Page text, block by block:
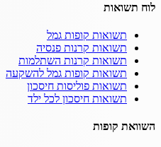
לוח תשואות
תשואות קופות גמל
תשואות קרנות פנסיה
תשואות קרנות השתלמות
תשואות קופות גמל להשקעה
תשואות פוליסות חיסכון
תשואות חיסכון לכל ילד
השוואת קופות